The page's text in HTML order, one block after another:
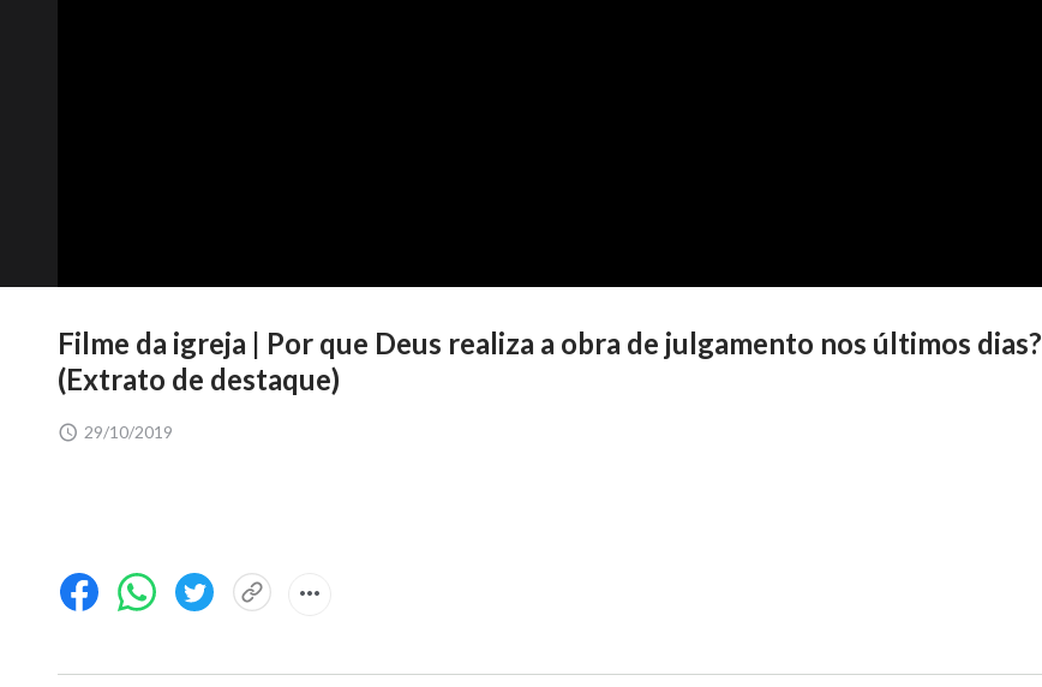
Filme da igreja | Por que Deus realiza a obra de julgamento nos últimos dias?
(Extrato de destaque)
29/10/2019